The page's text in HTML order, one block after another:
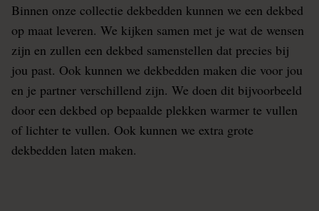
Binnen onze collectie dekbedden kunnen we een dekbed
op maat leveren. We kijken samen met je wat de wensen
zijn en zullen een dekbed samenstellen dat precies bij
jou past. Ook kunnen we dekbedden maken die voor jou
en je partner verschillend zijn. We doen dit bijvoorbeeld
door een dekbed op bepaalde plekken warmer te vullen
of lichter te vullen. Ook kunnen we extra grote
dekbedden laten maken.